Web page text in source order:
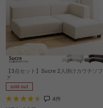
【3点セット】Sucre 2人掛けカウチソフ
ァ
sold out
4件